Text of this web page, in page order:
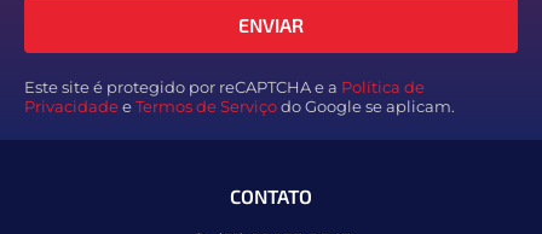
ENVIAR
Este site é protegido por reCAPTCHA e a Política de
Privacidade e Termos de Serviço do Google se aplicam.
CONTATO